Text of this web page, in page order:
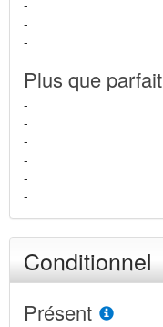
-
-
-
Plus que parfait
-
-
-
-
-
-
Conditionnel
Présent